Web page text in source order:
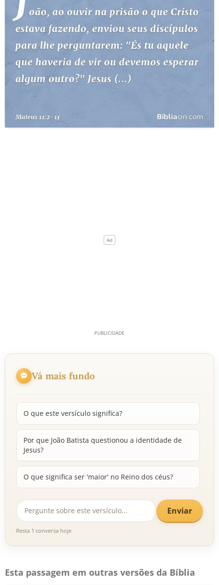
Vá mais fundo
O que este versículo significa?
Por que João Batista questionou a identidade de
Jesus?
O que significa ser 'maior' no Reino dos céus?
Enviar
Resta 1 conversa hoje
Esta passagem em outras versões da Bíblia